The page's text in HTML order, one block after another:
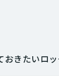
おきたい